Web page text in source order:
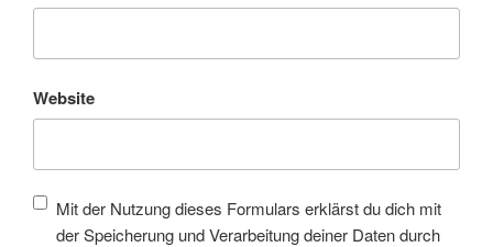
Website
Mit der Nutzung dieses Formulars erklärst du dich mit
der Speicherung und Verarbeitung deiner Daten durch